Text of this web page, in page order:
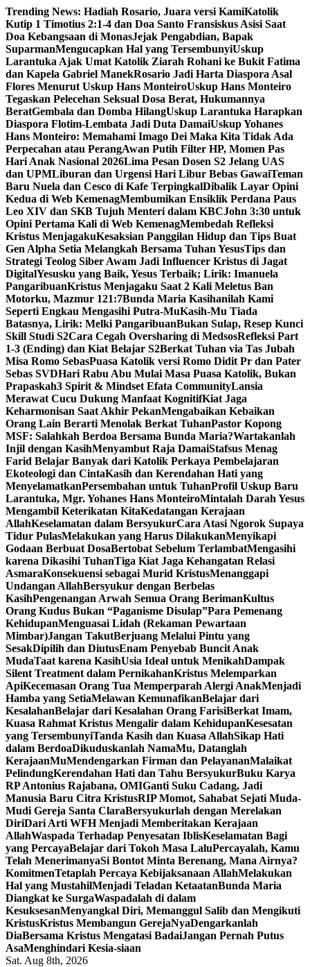
Skip
to
content
Trending News: Hadiah Rosario, Juara versi KamiKatolik
Kutip 1 Timotius 2:1-4 dan Doa Santo Fransiskus Asisi Saat
Doa Kebangsaan di MonasJejak Pengabdian, Bapak
SuparmanMengucapkan Hal yang TersembunyiUskup
Larantuka Ajak Umat Katolik Ziarah Rohani ke Bukit Fatima
dan Kapela Gabriel ManekRosario Jadi Harta Diaspora Asal
Flores Menurut Uskup Hans MonteiroUskup Hans Monteiro
Tegaskan Pelecehan Seksual Dosa Berat, Hukumannya
BeratGembala dan Domba HilangUskup Larantuka Harapkan
Diaspora Flotim-Lembata Jadi Duta DamaiUskup Yohanes
Hans Monteiro: Memahami Imago Dei Maka Kita Tidak Ada
Perpecahan atau PerangAwan Putih Filter HP, Momen Pas
Hari Anak Nasional 2026Lima Pesan Dosen S2 Jelang UAS
dan UPMLiburan dan Urgensi Hari Libur Bebas GawaiTeman
Baru Nuela dan Cesco di Kafe TerpingkalDibalik Layar Opini
Kedua di Web KemenagMembumikan Ensiklik Perdana Paus
Leo XIV dan SKB Tujuh Menteri dalam KBCJohn 3:30 untuk
Opini Pertama Kali di Web KemenagMembedah Refleksi
Kristus MenjagakuKesaksian Panggilan Hidup dan Tips Buat
Gen Alpha Setia Melangkah Bersama Tuhan YesusTips dan
Strategi Teolog Siber Awam Jadi Influencer Kristus di Jagat
DigitalYesusku yang Baik, Yesus Terbaik; Lirik: Imanuela
PangaribuanKristus Menjagaku Saat 2 Kali Meletus Ban
Motorku, Mazmur 121:7Bunda Maria Kasihanilah Kami
Seperti Engkau Mengasihi Putra-MuKasih-Mu Tiada
Batasnya, Lirik: Melki PangaribuanBukan Sulap, Resep Kunci
Skill Studi S2Cara Cegah Oversharing di MedsosRefleksi Part
1-3 (Ending) dan Kiat Belajar S2Berkat Tuhan via Tas Jubah
Misa Romo SebasPuasa Katolik versi Romo Didit Pr dan Pater
Sebas SVDHari Rabu Abu Mulai Masa Puasa Katolik, Bukan
Prapaskah3 Spirit & Mindset Efata CommunityLansia
Merawat Cucu Dukung Manfaat KognitifKiat Jaga
Keharmonisan Saat Akhir PekanMengabaikan Kebaikan
Orang Lain Berarti Menolak Berkat TuhanPastor Kopong
MSF: Salahkah Berdoa Bersama Bunda Maria?Wartakanlah
Injil dengan KasihMenyambut Raja DamaiStafsus Menag
Farid Belajar Banyak dari Katolik Perkaya Pembelajaran
Ekoteologi dan CintaKasih dan Kerendahan Hati yang
MenyelamatkanPersembahan untuk TuhanProfil Uskup Baru
Larantuka, Mgr. Yohanes Hans MonteiroMintalah Darah Yesus
Mengambil Keterikatan KitaKedatangan Kerajaan
AllahKeselamatan dalam BersyukurCara Atasi Ngorok Supaya
Tidur PulasMelakukan yang Harus DilakukanMenyikapi
Godaan Berbuat DosaBertobat Sebelum TerlambatMengasihi
karena Dikasihi TuhanTiga Kiat Jaga Kehangatan Relasi
AsmaraKonsekuensi sebagai Murid KristusMenanggapi
Undangan AllahBersyukur dengan Berbelas
KasihPengenangan Arwah Semua Orang BerimanKultus
Orang Kudus Bukan “Paganisme Disulap”Para Pemenang
KehidupanMenguasai Lidah (Rekaman Pewartaan
Mimbar)Jangan TakutBerjuang Melalui Pintu yang
SesakDipilih dan DiutusEnam Penyebab Buncit Anak
MudaTaat karena KasihUsia Ideal untuk MenikahDampak
Silent Treatment dalam PernikahanKristus Melemparkan
ApiKecemasan Orang Tua Memperparah Alergi AnakMenjadi
Hamba yang SetiaMelawan KemunafikanBelajar dari
KesalahanBelajar dari Kesalahan Orang FarisiBerkat Imam,
Kuasa Rahmat Kristus Mengalir dalam KehidupanKesesatan
yang TersembunyiTanda Kasih dan Kuasa AllahSikap Hati
dalam BerdoaDikuduskanlah NamaMu, Datanglah
KerajaanMuMendengarkan Firman dan PelayananMalaikat
PelindungKerendahan Hati dan Tahu BersyukurBuku Karya
RP Antonius Rajabana, OMIGanti Suku Cadang, Jadi
Manusia Baru Citra KristusRIP Momot, Sahabat Sejati Muda-
Mudi Gereja Santa ClaraBersyukurlah dengan Merelakan
DiriDari Arti WFH Menjadi Memberitakan Kerajaan
AllahWaspada Terhadap Penyesatan IblisKeselamatan Bagi
yang PercayaBelajar dari Tokoh Masa LaluPercayalah, Kamu
Telah MenerimanyaSi Bontot Minta Berenang, Mana Airnya?
KomitmenTetaplah Percaya Kebijaksanaan AllahMelakukan
Hal yang MustahilMenjadi Teladan KetaatanBunda Maria
Diangkat ke SurgaWaspadalah di dalam
KesuksesanMenyangkal Diri, Memanggul Salib dan Mengikuti
KristusKristus Membangun GerejaNyaDengarkanlah
DiaBersama Kristus Mengatasi BadaiJangan Pernah Putus
AsaMenghindari Kesia-siaan
Sat. Aug 8th, 2026